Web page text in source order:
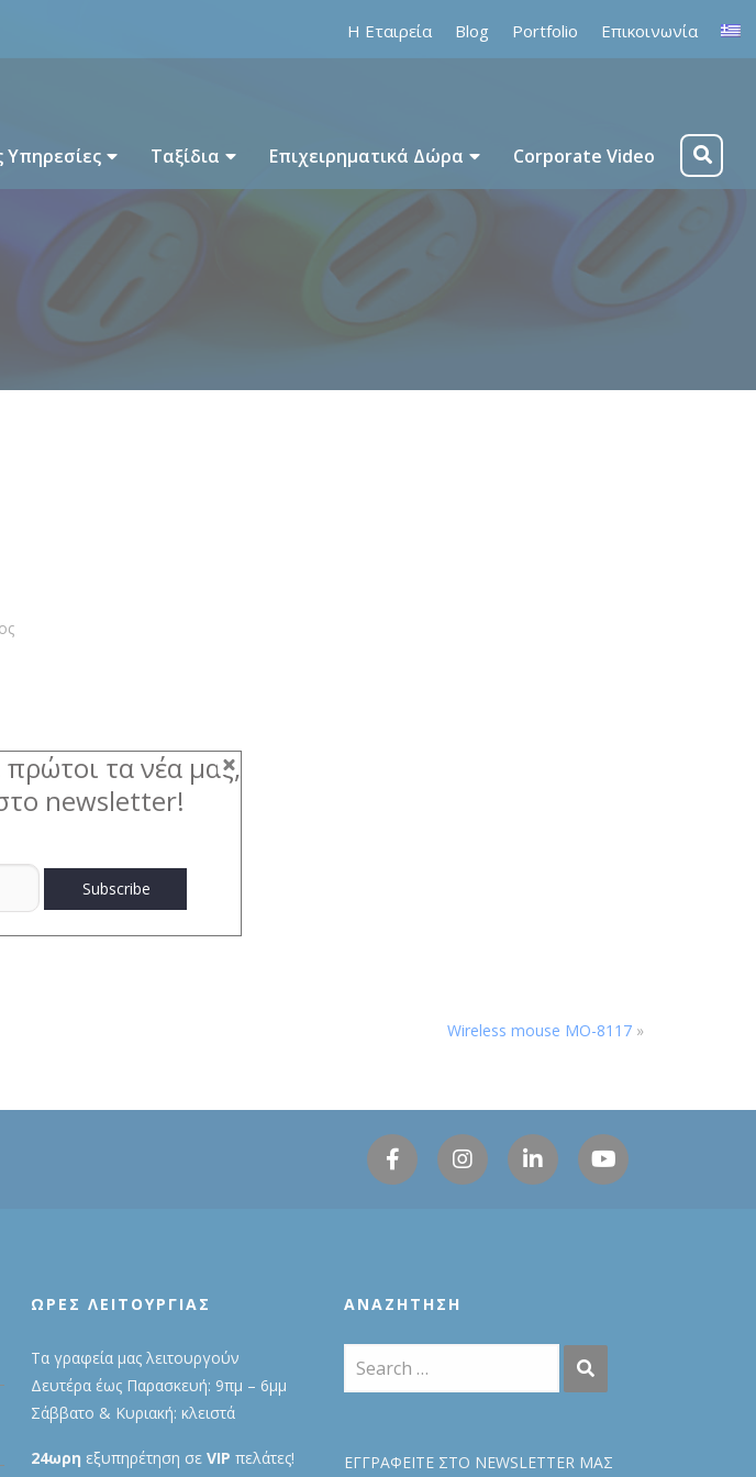
Η Εταιρεία Blog Portfolio Επικοινωνία
Υπηρεσίες Ταξίδια Επιχειρηματικά Δώρα Corporate Video
Wireless mouse MO-8117 »
ΩΡΕΣ ΛΕΙΤΟΥΡΓΙΑΣ
Τα γραφεία μας λειτουργούν
Δευτέρα έως Παρασκευή: 9πμ – 6μμ
Σάββατο & Κυριακή: κλειστά
24ωρη εξυπηρέτηση σε VIP πελάτες!
ΑΝΑΖΉΤΗΣΗ
ΕΓΓΡΑΦΕΙΤΕ ΣΤΟ NEWSLETTER ΜΑΣ
πρώτοι τα νέα μας,
newsletter!